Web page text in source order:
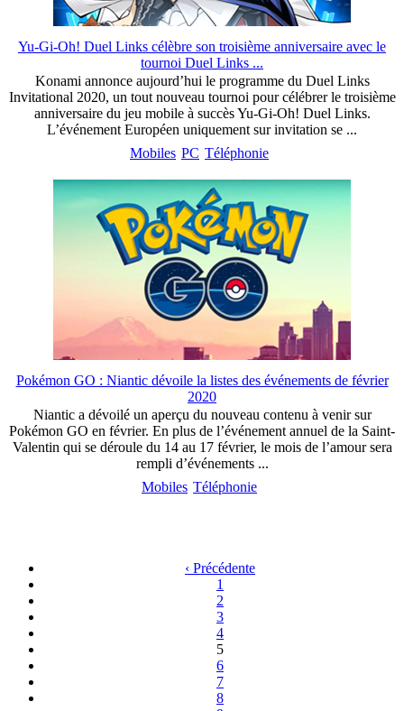
Yu-Gi-Oh! Duel Links célèbre son troisième anniversaire avec le
tournoi Duel Links ...
Konami annonce aujourd’hui le programme du Duel Links
Invitational 2020, un tout nouveau tournoi pour célébrer le troisième
anniversaire du jeu mobile à succès Yu-Gi-Oh! Duel Links.
L’événement Européen uniquement sur invitation se ...
Mobiles PC Téléphonie
Pokémon GO : Niantic dévoile la listes des événements de février
2020
Niantic a dévoilé un aperçu du nouveau contenu à venir sur
Pokémon GO en février. En plus de l’événement annuel de la Saint-
Valentin qui se déroule du 14 au 17 février, le mois de l’amour sera
rempli d’événements ...
Mobiles Téléphonie
‹ Précédente
1
2
3
4
5
6
7
8